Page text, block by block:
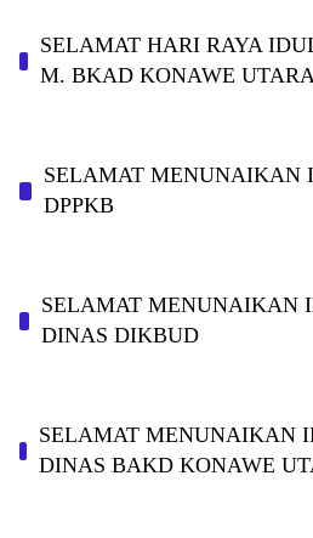
SELAMAT HARI RAYA
M. BKAD KONAWE
SELAMAT MENUNAIKAN
DPPKB
SELAMAT MENUNAIKAN
DINAS DIKBUD
SELAMAT MENUNAIKAN
DINAS BAKD KONAWE